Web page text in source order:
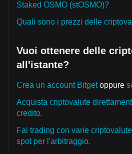
Staked OSMO (stOSMO)?
Quali sono i prezzi delle
Vuoi ottenere delle
all'istante?
Crea un account Bitgetoppure
Acquista criptovalute
credito.
Fai trading con varie
spot per l'arbitraggio.